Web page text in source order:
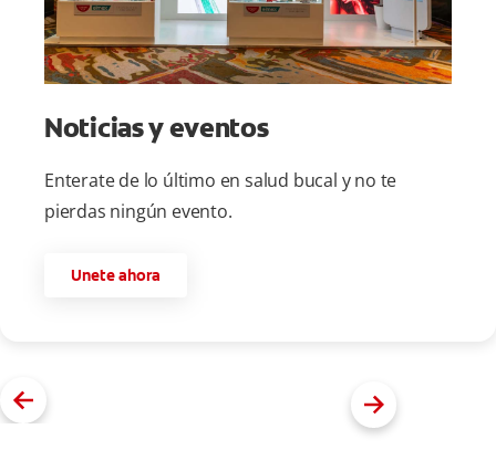
Noticias y eventos
Enterate de lo último en salud bucal y no te
pierdas ningún evento.
Unete ahora